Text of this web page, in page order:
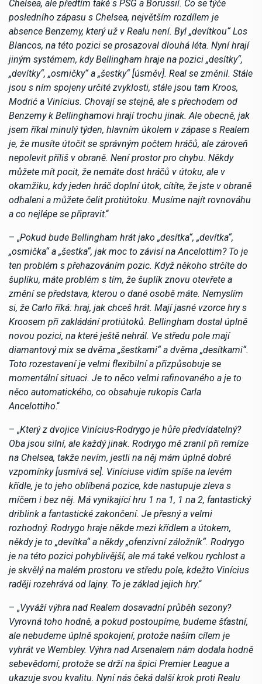
Chelsea, ale předtím také s PSG a Borussií. Co se týče
posledního zápasu s Chelsea, největším rozdílem je
absence Benzemy, který už v Realu není. Byl „devítkou“ Los
Blancos, na této pozici se prosazoval dlouhá léta. Nyní hrají
jiným systémem, kdy Bellingham hraje na pozici „desítky“,
„devítky“, „osmičky“ a „šestky“ [úsměv]. Real se změnil. Stále
jsou s ním spojeny určité zvyklosti, stále jsou tam Kroos,
Modrić a Vinícius. Chovají se stejně, ale s přechodem od
Benzemy k Bellinghamovi hrají trochu jinak. Ale obecně, jak
jsem říkal minulý týden, hlavním úkolem v zápase s Realem
je, že musíte útočit se správným počtem hráčů, ale zároveň
nepolevit příliš v obraně. Není prostor pro chybu. Někdy
můžete mít pocit, že nemáte dost hráčů v útoku, ale v
okamžiku, kdy jeden hráč doplní útok, cítíte, že jste v obraně
odhaleni a můžete čelit protiútoku. Musíme najít rovnováhu
a co nejlépe se připravit.“
– „Pokud bude Bellingham hrát jako „desítka“, „devítka“,
„osmička“ a „šestka“, jak moc to závisí na Ancelottim? To je
ten problém s přehazováním pozic. Když někoho strčíte do
šuplíku, máte problém s tím, že šuplík znovu otevřete a
změní se představa, kterou o dané osobě máte. Nemyslím
si, že Carlo říká: hraj, jak chceš hrát. Mají jasné vzorce hry s
Kroosem při zakládání protiútoků. Bellingham dostal úplně
novou pozici, na které ještě nehrál. Ve středu pole mají
diamantový mix se dvěma „šestkami“ a dvěma „desítkami“.
Toto rozestavení je velmi flexibilní a přizpůsobuje se
momentální situaci. Je to něco velmi rafinovaného a je to
něco automatického, co obsahuje rukopis Carla
Ancelottiho.“
– „Který z dvojice Vinícius-Rodrygo je hůře předvídatelný?
Oba jsou silní, ale každý jinak. Rodrygo mě zranil při remíze
na Chelsea, takže nevím, jestli na něj mám úplně dobré
vzpomínky [usmívá se]. Viníciuse vidím spíše na levém
křídle, je to jeho oblíbená pozice, kde nastupuje zleva s
míčem i bez něj. Má vynikající hru 1 na 1, 1 na 2, fantastický
driblink a fantastické zakončení. Je přesný a velmi
rozhodný. Rodrygo hraje někde mezi křídlem a útokem,
někdy je to „devítka“ a někdy „ofenzivní záložník“. Rodrygo
je na této pozici pohyblivější, ale má také velkou rychlost a
je skvělý na malém prostoru ve středu pole, kdežto Vinícius
raději rozehrává od lajny. To je základ jejich hry.“
– „Vyváží výhra nad Realem dosavadní průběh sezony?
Vyrovná toho hodně, a pokud postoupíme, budeme šťastní,
ale nebudeme úplně spokojení, protože naším cílem je
vyhrát ve Wembley. Výhra nad Arsenalem nám dodala hodně
sebevědomí, protože se drží na špici Premier League a
ukazuje svou kvalitu. Nyní nás čeká další krok proti Realu